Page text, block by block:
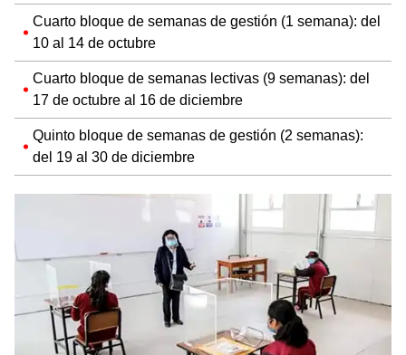
Cuarto bloque de semanas de gestión (1 semana): del
10 al 14 de octubre
Cuarto bloque de semanas lectivas (9 semanas): del
17 de octubre al 16 de diciembre
Quinto bloque de semanas de gestión (2 semanas):
del 19 al 30 de diciembre